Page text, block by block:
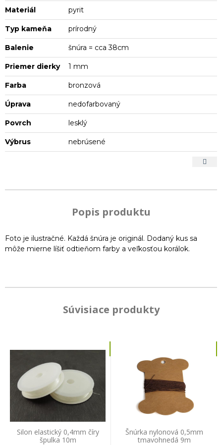
Materiál pyrit
Typ kameňa prírodný
Balenie šnúra = cca 38cm
Priemer dierky 1 mm
Farba bronzová
Úprava nedofarbovaný
Povrch lesklý
Výbrus nebrúsené
Popis produktu
Foto je ilustračné. Každá šnúra je originál. Dodaný kus sa
môže mierne líšiť odtieňom farby a veľkosťou korálok.
Súvisiace produkty
Silon elastický 0,4mm číry
špulka 10m
Šnúrka nylonová 0,5mm
tmavohnedá 9m